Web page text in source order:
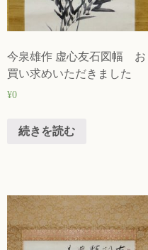
今泉雄作 虚心友石図幅 お
買い求めいただきました
¥0
続きを読む